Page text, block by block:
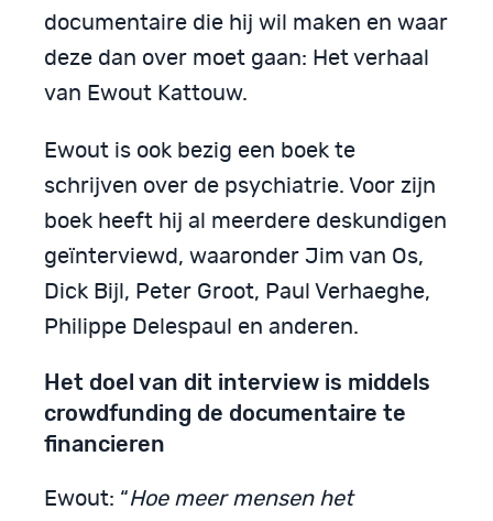
documentaire die hij wil maken en waar
deze dan over moet gaan: Het verhaal
van Ewout Kattouw.
Ewout is ook bezig een boek te
schrijven over de psychiatrie. Voor zijn
boek heeft hij al meerdere deskundigen
geïnterviewd, waaronder Jim van Os,
Dick Bijl, Peter Groot, Paul Verhaeghe,
Philippe Delespaul en anderen.
Het doel van dit interview is middels
crowdfunding de documentaire te
financieren
Ewout: “Hoe meer mensen het